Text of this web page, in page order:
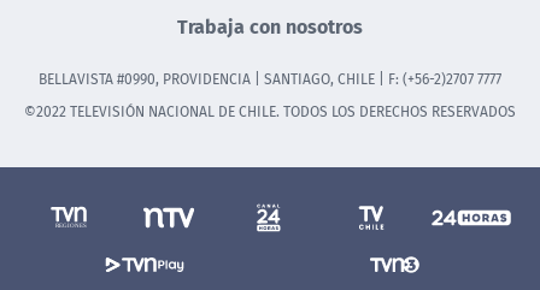
Trabaja con nosotros
BELLAVISTA #0990, PROVIDENCIA | SANTIAGO, CHILE | F: (+56-2)2707 7777
©2022 TELEVISIÓN NACIONAL DE CHILE. TODOS LOS DERECHOS RESERVADOS